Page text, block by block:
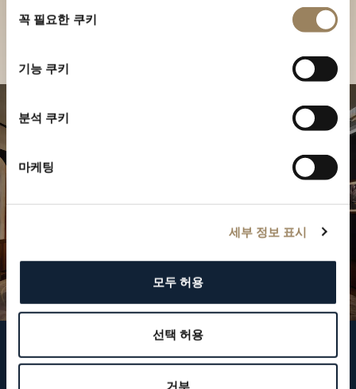
꼭 필요한 쿠키
기능 쿠키
분석 쿠키
마케팅
세부 정보 표시
모두 허용
선택 허용
거부
브레게 팔로우하기